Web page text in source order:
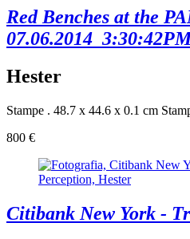
Red Benches at the
Hester
Stampe . 48.7 x 44.6 x 0.1 cm
800 €
Citibank New York -